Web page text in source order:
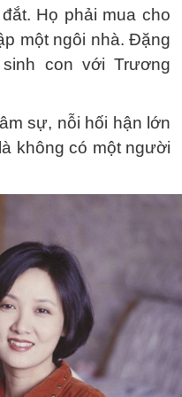
Họ phải mua cho
một ngôi nhà. Đặng
con với Trương
sự, nỗi hối hận lớn
không có một người